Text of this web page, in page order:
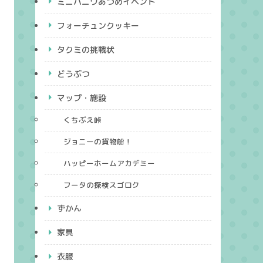
フォーチュンクッキー
タクミの挑戦状
どうぶつ
マップ・施設
くちぶえ峠
ジョニーの貨物船！
ハッピーホームアカデミー
フータの探検スゴロク
ずかん
家具
衣服